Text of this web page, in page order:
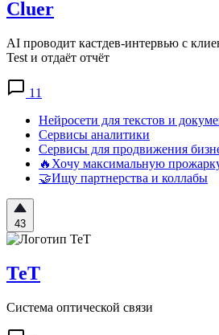
Cluer
AI проводит кастдев-интервью с
Test и отдаёт отчёт
11
Нейросети для текстов и
Сервисы аналитики
Сервисы для продвижения
🔥Хочу максимальную
🤝Ищу партнерства и коллабы
43
ТеТ
Система оптической связи